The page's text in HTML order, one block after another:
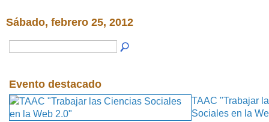
Sábado, febrero 25, 2012
Evento destacado
TAAC "Trabajar
Sociales en la